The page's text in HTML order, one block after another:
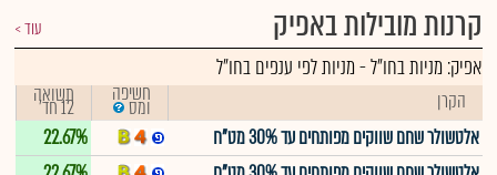
קרנות מובילות באפיק עוד
אפיק:מניות בחו"ל-מניות לפי ענפים בחו"ל
הקרן חשיפה
ומס תשואה
12 חד'
אלטשולר שחם שווקים מפותחים עד 30% מט"ח
22.67%